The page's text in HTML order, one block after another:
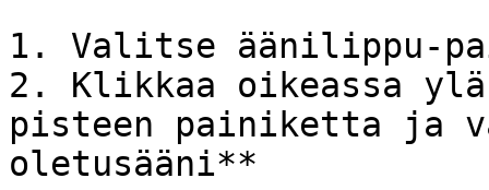
1. Valitse äänilippu-
2. Klikkaa oikeassa
pisteen painiketta ja
oletusääni**